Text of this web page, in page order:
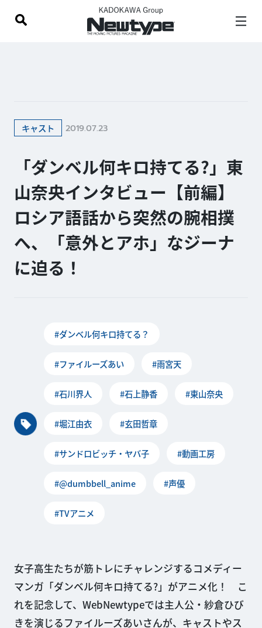
キャスト 2019.07.23
「ダンベル何キロ持てる?」東
山奈央インタビュー【前編】
ロシア語話から突然の腕相撲
へ、「意外とアホ」なジーナ
に迫る！
#ダンベル何キロ持てる？
#ファイルーズあい #雨宮天
#石川界人 #石上静香 #東山奈央
#堀江由衣 #玄田哲章
#サンドロビッチ・ヤバ子 #動画工房
#@dumbbell_anime #声優
#TVアニメ
女子高生たちが筋トレにチャレンジするコメディー
マンガ「ダンベル何キロ持てる?」がアニメ化！ こ
れを記念して、WebNewtypeでは主人公・紗倉ひび
きを演じるファイルーズあいさんが、キャストやス